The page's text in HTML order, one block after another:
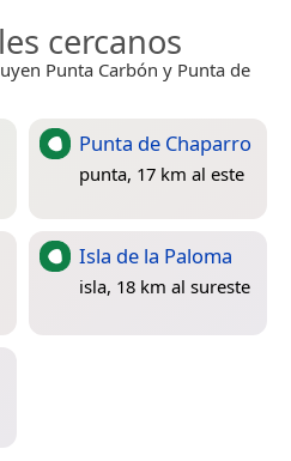
cercanos
Punta Carbón y Punta de
Punta de Chaparro
punta, 17 km al este
Isla de la Paloma
isla, 18 km al sureste